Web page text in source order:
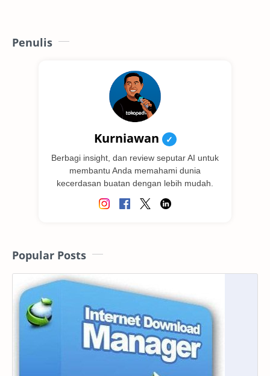
Penulis
Kurniawan ✓
Berbagi insight, dan review seputar AI untuk
membantu Anda memahami dunia
kecerdasan buatan dengan lebih mudah.
Popular Posts